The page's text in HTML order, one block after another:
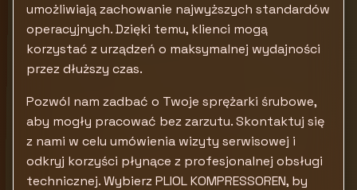
umożliwiają zachowanie najwyższych standardów
operacyjnych. Dzięki temu, klienci mogą
korzystać z urządzeń o maksymalnej wydajności
przez dłuższy czas.
Pozwól nam zadbać o Twoje sprężarki śrubowe,
aby mogły pracować bez zarzutu. Skontaktuj się
z nami w celu umówienia wizyty serwisowej i
odkryj korzyści płynące z profesjonalnej obsługi
technicznej. Wybierz PLIOL KOMPRESSOREN, by